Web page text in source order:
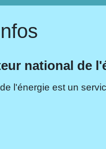
national de
l'énergie est un